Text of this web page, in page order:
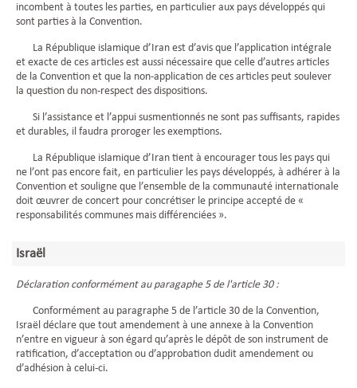
incombent à toutes les parties, en particulier aux pays développés qui
sont parties à la Convention.
La République islamique d’Iran est d’avis que l’application intégrale
et exacte de ces articles est aussi nécessaire que celle d’autres articles
de la Convention et que la non-application de ces articles peut soulever
la question du non-respect des dispositions.
Si l’assistance et l’appui susmentionnés ne sont pas suffisants, rapides
et durables, il faudra proroger les exemptions.
La République islamique d’Iran tient à encourager tous les pays qui
ne l’ont pas encore fait, en particulier les pays développés, à adhérer à la
Convention et souligne que l’ensemble de la communauté internationale
doit œuvrer de concert pour concrétiser le principe accepté de «
responsabilités communes mais différenciées ».
Israël
Déclaration conformément au paragaphe 5 de l'article 30 :
Conformément au paragraphe 5 de l’article 30 de la Convention,
Israël déclare que tout amendement à une annexe à la Convention
n’entre en vigueur à son égard qu’après le dépôt de son instrument de
ratification, d’acceptation ou d’approbation dudit amendement ou
d’adhésion à celui-ci.